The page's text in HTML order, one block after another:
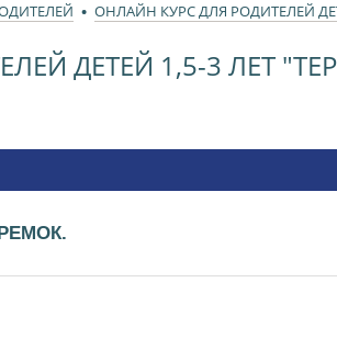
ОНЛАЙН КУРС ДЛЯ РОДИТЕЛЕЙ
ДЕТЕЙ 1,5-3 ЛЕТ